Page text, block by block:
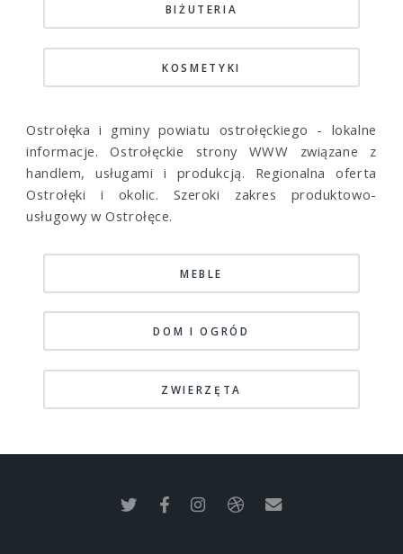
BIŻUTERIA
KOSMETYKI
Ostrołęka i gminy powiatu ostrołęckiego - lokalne
informacje. Ostrołęckie strony WWW związane z
handlem, usługami i produkcją. Regionalna oferta
Ostrołęki i okolic. Szeroki zakres produktowo-
usługowy w Ostrołęce.
MEBLE
DOM I OGRÓD
ZWIERZĘTA